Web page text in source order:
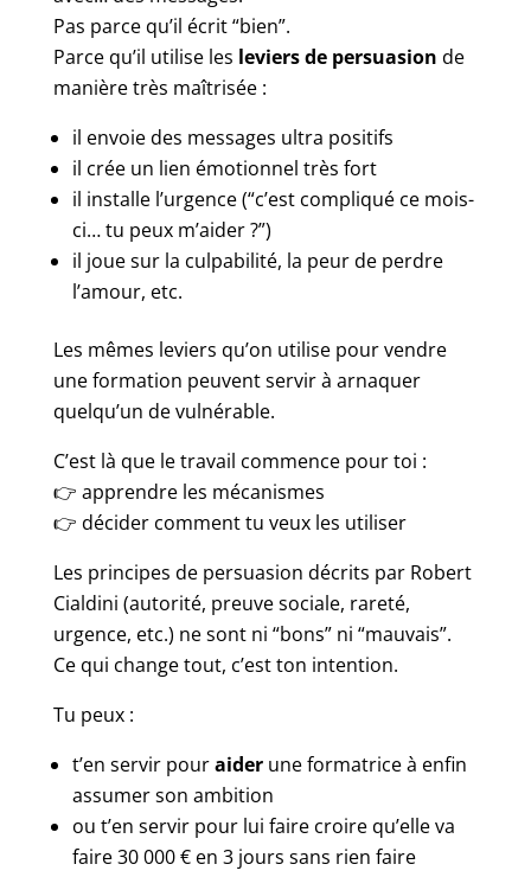
Pas parce qu’il écrit “bien”.
Parce qu’il utilise les leviers de persuasion de
manière très maîtrisée :
il envoie des messages ultra positifs
il crée un lien émotionnel très fort
il installe l’urgence (“c’est compliqué ce mois-
ci… tu peux m’aider ?”)
il joue sur la culpabilité, la peur de perdre
l’amour, etc.
Les mêmes leviers qu’on utilise pour vendre
une formation peuvent servir à arnaquer
quelqu’un de vulnérable.
C’est là que le travail commence pour toi :
👉 apprendre les mécanismes
👉 décider comment tu veux les utiliser
Les principes de persuasion décrits par Robert
Cialdini (autorité, preuve sociale, rareté,
urgence, etc.) ne sont ni “bons” ni “mauvais”.
Ce qui change tout, c’est ton intention.
Tu peux :
t’en servir pouraiderune formatrice à enfin
assumer son ambition
ou t’en servir pour lui faire croire qu’elle va
faire 30 000 € en 3 jours sans rien faire